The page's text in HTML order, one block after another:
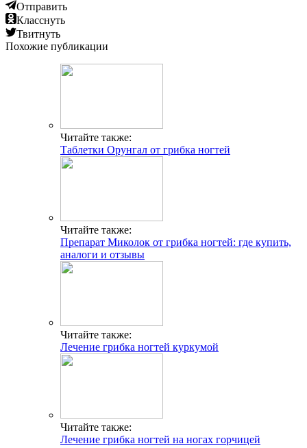
Отправить
Класснуть
Твитнуть
Похожие публикации
Читайте также:
Таблетки Орунгал от грибка ногтей
Читайте также:
Препарат Миколок от грибка ногтей: где купить,
аналоги и отзывы
Читайте также:
Лечение грибка ногтей куркумой
Читайте также:
Лечение грибка ногтей на ногах горчицей